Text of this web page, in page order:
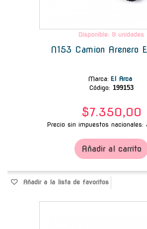
Disponible: 9 unidades
N153 Camion Arenero
Marca: El Arca
Código: 199153
$7.350,00
Precio sin impuestos nacionales:
Añadir al carrito
Añadir a la lista de favoritos